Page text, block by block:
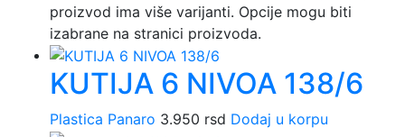
proizvod ima više varijanti. Opcije mogu biti
izabrane na stranici proizvoda.
KUTIJA 6 NIVOA 138/6
Plastica Panaro 3.950 rsd Dodaj u korpu